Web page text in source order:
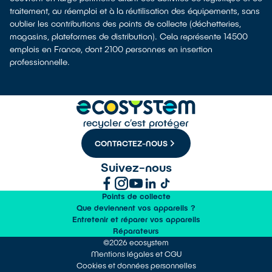
traitement, au réemploi et à la réutilisation des équipements, sans
oublier les contributions des points de collecte (déchetteries,
magasins, plateformes de distribution). Cela représente 14500
emplois en France, dont 2100 personnes en insertion
professionnelle.
CONTACTEZ-NOUS
Suivez-nous
Points de collecte
Que deviennent vos appareils ?
Entretenir et réparer vos appareils
Réparateurs
©2026 ecosystem
Mentions légales et CGU
Cookies et données personnelles